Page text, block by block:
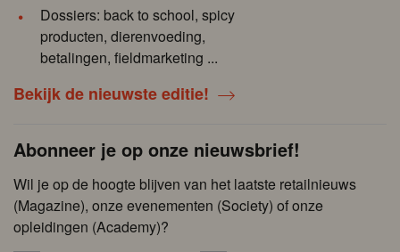
Dossiers: back to school, spicy
producten, dierenvoeding,
betalingen, fieldmarketing ...
Bekijk de nieuwste editie!
Abonneer je op onze nieuwsbrief!
Wil je op de hoogte blijven van het laatste retailnieuws
(Magazine), onze evenementen (Society) of onze
opleidingen (Academy)?